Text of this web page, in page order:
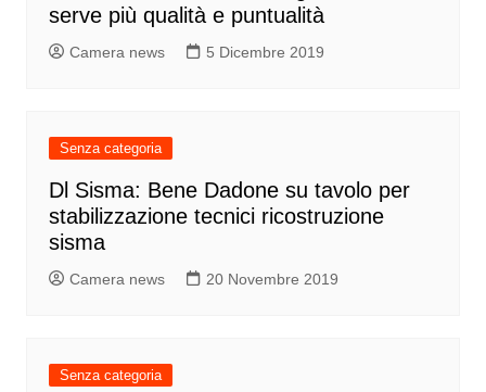
serve più qualità e puntualità
Camera news 5 Dicembre 2019
Senza categoria
Dl Sisma: Bene Dadone su tavolo per
stabilizzazione tecnici ricostruzione
sisma
Camera news 20 Novembre 2019
Senza categoria